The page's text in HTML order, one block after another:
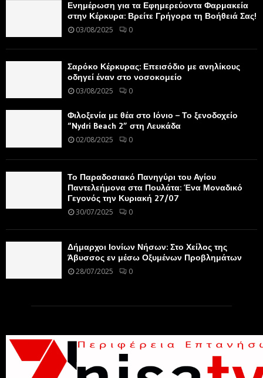
Ενημέρωση για τα Εφημερεύοντα Φαρμακεία
στην Κέρκυρα: Βρείτε Γρήγορα τη Βοήθειά Σας!
03/08/2025 0
Σαρόκο Κέρκυρας: Επεισόδιο με ανηλίκους
οδηγεί έναν στο νοσοκομείο
03/08/2025 0
Φιλοξενία με θέα στο Ιόνιο – Το ξενοδοχείο
“Nydri Beach 2” στη Λευκάδα
02/08/2025 0
Το Παραδοσιακό Πανηγύρι του Αγίου
Παντελεήμονα στα Πουλάτα: Ένα Μοναδικό
Γεγονός την Κυριακή 27/07
30/07/2025 0
Δήμαρχοι Ιονίων Νήσων: Στο Χείλος της
Άβυσσος εν μέσω Οξυμένων Προβλημάτων
28/07/2025 0